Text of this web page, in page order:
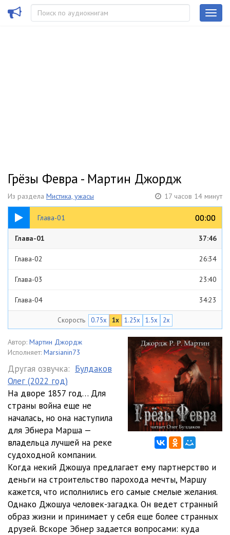
Грёзы Февра - Мартин Джордж
Из раздела Мистика, ужасы 17 часов 14 минут
Глава-01 00:00
00:00
37:46
Глава-01 37:46
Глава-02 26:34
Глава-03 23:40
Глава-04 34:23
Глава-06 39:30
18:00
Глава-08 32:14
Глава-09 33:10
Глава-10 27:21
Глава-11
Глава-12 49:18
Глава-13 43:05
Глава-14 1:10:28
Глава-15
Скорость 0.75x 1x 1.25x 1.5x 2x
Автор: Мартин Джордж
Исполняет: Marsianin73
Другая озвучка: Булдаков
Олег (2022 год)
На дворе 1857 год… Для
страны война еще не
началась, но она наступила
для Эбнера Марша —
владельца лучшей на реке
судоходной компании.
Когда некий Джошуа предлагает ему партнерство и
деньги на строительство парохода мечты, Маршу
кажется, что исполнились его самые смелые желания.
Однако Джошуа человек-загадка. Он ведет странный
образ жизни и принимает у себя еще более странных
друзей. Вскоре Эбнер задается вопросами: куда